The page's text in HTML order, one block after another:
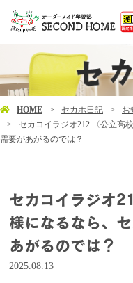
HOME セカホ日記
お
セカコイラジオ212 〈公立高
需要があがるのでは？
セカコイラジオ
様になるなら、
あがるのでは？
2025.08.13